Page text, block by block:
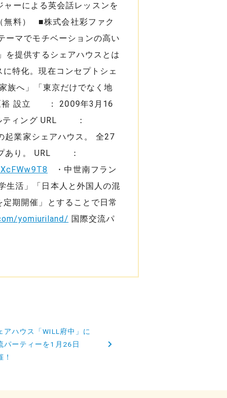
ーによる英会話レッスンを
無料） ■株式会社彩ファク
ーマでモチベーションの高い
を提供するシェアハウスとは
特化。現在コンセプトシェ
族へ」「東京だけでなく地
裕 設立 ： 2009年3月16
ルティング URL ：
起業家シェアハウス。 全27
プあり。 URL ：
・中世南フラン
生活」「日本人と外国人の混
期開催」とすることで日常
yomiuriland/ 国際交流パ
アハウス「WILL府中」に
パーティーを1月26日
！